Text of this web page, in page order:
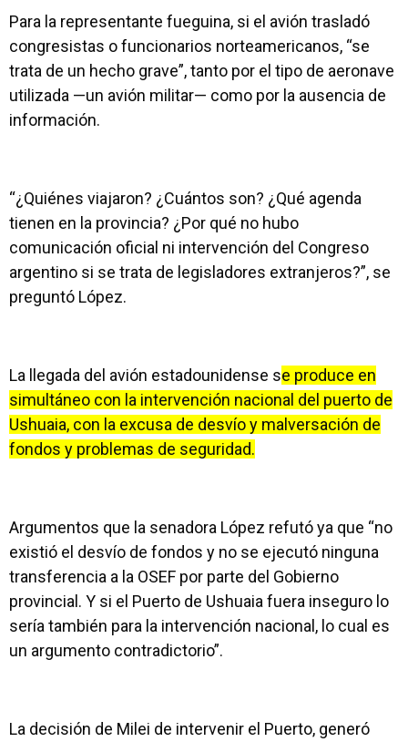
Para la representante fueguina, si el avión trasladó
congresistas o funcionarios norteamericanos, “se
trata de un hecho grave”, tanto por el tipo de aeronave
utilizada —un avión militar— como por la ausencia de
información.
“¿Quiénes viajaron? ¿Cuántos son? ¿Qué agenda
tienen en la provincia? ¿Por qué no hubo
comunicación oficial ni intervención del Congreso
argentino si se trata de legisladores extranjeros?”, se
preguntó López.
La llegada del avión estadounidense se produce en
simultáneo con la intervención nacional del puerto de
Ushuaia, con la excusa de desvío y malversación de
fondos y problemas de seguridad.
Argumentos que la senadora López refutó ya que “no
existió el desvío de fondos y no se ejecutó ninguna
transferencia a la OSEF por parte del Gobierno
provincial. Y si el Puerto de Ushuaia fuera inseguro lo
sería también para la intervención nacional, lo cual es
un argumento contradictorio”.
La decisión de Milei de intervenir el Puerto, generó